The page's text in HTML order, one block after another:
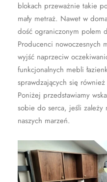
blokach przeważnie takie
mały metraż. Nawet w
dość ograniczonym polem
Producenci nowoczesnych
wyjść naprzeciw
funkcjonalnych mebli
sprawdzających się
Poniżej przedstawiamy
sobie do serca, jeśli zależy
naszych marzeń.